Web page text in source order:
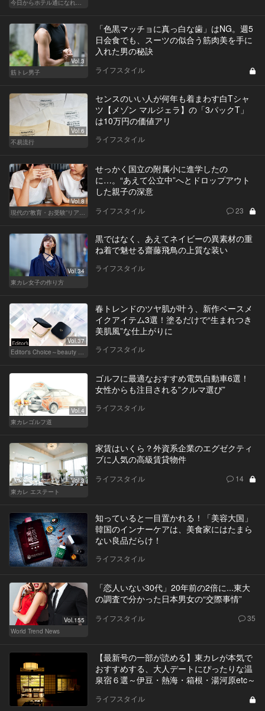
今日からホテル通になれる裏ワザ５選
Vol.3
筋トレ男子
「色黒マッチョに真っ白な歯」はNG。週5
日会食でも、スーツの似合う筋肉美を手に
入れた男の秘訣
ライフスタイル
Vol.6
不易流行
センスのいい人が何年も着まわす白Tシャ
ツ【メゾン マルジェラ】の「3パックT」
は10万円の価値アリ
ライフスタイル
Vol.8
現代の“教育・お受験”リアルドキュメント
せっかく国立の附属小に進学したの
に…。“あえて公立中”へとドロップアウト
した親子の深意
ライフスタイル 23
Vol.34
東カレ女子の作り方
黒ではなく、あえてネイビーの異素材の重
ね着で魅せる齋藤飛鳥の上質な装い
ライフスタイル
Vol.37
春トレンドのツヤ肌が叶う、新作ベースメ
イクアイテム3選！塗るだけで“生まれつき
美肌風”な仕上がりに
ライフスタイル
Vol.4
東カレゴルフ道
ゴルフに最適なおすすめ電気自動車6選！
女性からも注目される”クルマ選び”
ライフスタイル
Vol.3
東カレ エステート
家賃はいくら？外資系企業のエグゼクティ
ブに人気の高級賃貸物件
ライフスタイル 14
知っていると一目置かれる！「美容大国」
韓国のインナーケアは、美食家にはたまら
ない良品だらけ！
ライフスタイル
Vol.155
World Trend News
「恋人いない30代」20年前の2倍に...東大
の調査で分かった日本男女の“交際事情”
ライフスタイル 35
【最新号の一部が読める】東カレが本気で
おすすめする、大人デートにぴったりな温
泉宿６選～伊豆・熱海・箱根・湯河原etc～
ライフスタイル